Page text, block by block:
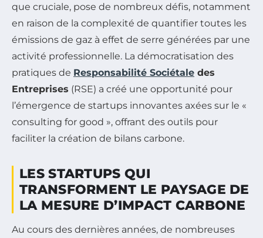
que cruciale, pose de nombreux défis, notamment
en raison de la complexité de quantifier toutes les
émissions de gaz à effet de serre générées par une
activité professionnelle. La démocratisation des
pratiques de Responsabilité Sociétale des
Entreprises (RSE) a créé une opportunité pour
l’émergence de startups innovantes axées sur le «
consulting for good », offrant des outils pour
faciliter la création de bilans carbone.
LES STARTUPS QUI
TRANSFORMENT LE PAYSAGE DE
LA MESURE D’IMPACT CARBONE
Au cours des dernières années, de nombreuses